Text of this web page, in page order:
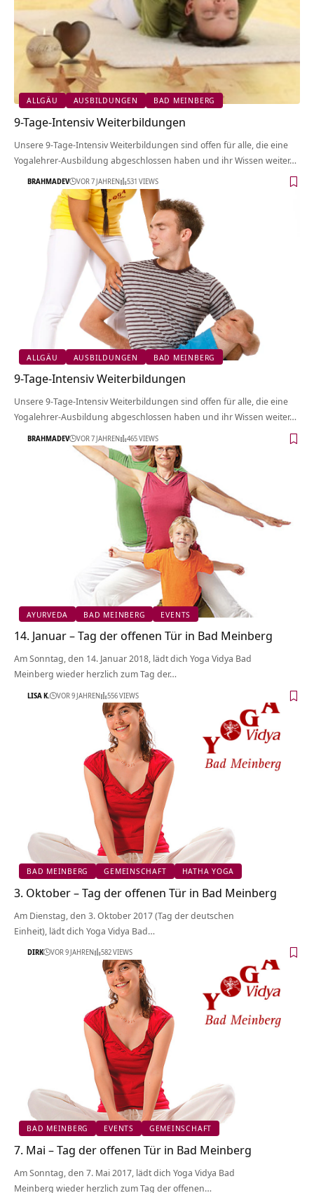
ALLGÄU AUSBILDUNGEN BAD MEINBERG
9-Tage-Intensiv Weiterbildungen
Unsere 9-Tage-Intensiv Weiterbildungen sind offen für alle, die eine
Yogalehrer-Ausbildung abgeschlossen haben und ihr Wissen weiter…
BRAHMADEV VOR 7 JAHREN 531 VIEWS
ALLGÄU AUSBILDUNGEN BAD MEINBERG
9-Tage-Intensiv Weiterbildungen
Unsere 9-Tage-Intensiv Weiterbildungen sind offen für alle, die eine
Yogalehrer-Ausbildung abgeschlossen haben und ihr Wissen weiter…
BRAHMADEV VOR 7 JAHREN 465 VIEWS
AYURVEDA BAD MEINBERG EVENTS
14. Januar – Tag der offenen Tür in Bad Meinberg
Am Sonntag, den 14. Januar 2018, lädt dich Yoga Vidya Bad
Meinberg wieder herzlich zum Tag der…
LISA K. VOR 9 JAHREN 556 VIEWS
BAD MEINBERG GEMEINSCHAFT HATHA YOGA
3. Oktober – Tag der offenen Tür in Bad Meinberg
Am Dienstag, den 3. Oktober 2017 (Tag der deutschen
Einheit), lädt dich Yoga Vidya Bad…
DIRK VOR 9 JAHREN 582 VIEWS
BAD MEINBERG EVENTS GEMEINSCHAFT
7. Mai – Tag der offenen Tür in Bad Meinberg
Am Sonntag, den 7. Mai 2017, lädt dich Yoga Vidya Bad
Meinberg wieder herzlich zum Tag der offenen…